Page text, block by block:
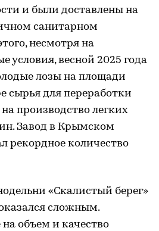
и были доставлены на
санитарном
несмотря на
условия, весной 2025 года
лозы на площади
сырья для переработки
производство легких
Завод в Крымском
рекордное количество
«Скалистый берег»
сложным.
объем и качество